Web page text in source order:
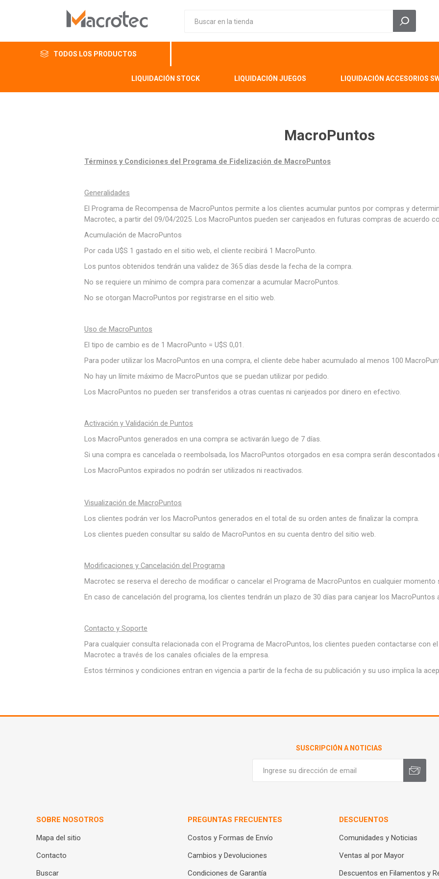
TODOS LOS PRODUCTOS
LIQUIDACIÓN STOCK LIQUIDACIÓN JUEGOS LIQUIDACIÓN ACCESORIOS
MacroPuntos
Términos y Condiciones del Programa de Fidelización de MacroPuntos
Generalidades
El Programa de Recompensa de MacroPuntos permite a los clientes acumular puntos por compras y
Macrotec, a partir del 09/04/2025. Los MacroPuntos pueden ser canjeados en futuras compras de acuerdo
Acumulación de MacroPuntos
Por cada U$S 1 gastado en el sitio web, el cliente recibirá 1 MacroPunto.
Los puntos obtenidos tendrán una validez de 365 días desde la fecha de la compra.
No se requiere un mínimo de compra para comenzar a acumular MacroPuntos.
No se otorgan MacroPuntos por registrarse en el sitio web.
Uso de MacroPuntos
El tipo de cambio es de 1 MacroPunto = U$S 0,01.
Para poder utilizar los MacroPuntos en una compra, el cliente debe haber acumulado al menos 100
No hay un límite máximo de MacroPuntos que se puedan utilizar por pedido.
Los MacroPuntos no pueden ser transferidos a otras cuentas ni canjeados por dinero en efectivo.
Activación y Validación de Puntos
Los MacroPuntos generados en una compra se activarán luego de 7 días.
Si una compra es cancelada o reembolsada, los MacroPuntos otorgados en esa compra serán descontados
Los MacroPuntos expirados no podrán ser utilizados ni reactivados.
Visualización de MacroPuntos
Los clientes podrán ver los MacroPuntos generados en el total de su orden antes de finalizar la compra.
Los clientes pueden consultar su saldo de MacroPuntos en su cuenta dentro del sitio web.
Modificaciones y Cancelación del Programa
Macrotec se reserva el derecho de modificar o cancelar el Programa de MacroPuntos en cualquier momento
En caso de cancelación del programa, los clientes tendrán un plazo de 30 días para canjear los MacroPuntos
Contacto y Soporte
Para cualquier consulta relacionada con el Programa de MacroPuntos, los clientes pueden contactarse con
Macrotec a través de los canales oficiales de la empresa.
Estos términos y condiciones entran en vigencia a partir de la fecha de su publicación y su uso implica la
SUSCRIPCIÓN A NOTICIAS
SOBRE NOSOTROS
Mapa del sitio
Contacto
Buscar
PREGUNTAS FRECUENTES
Costos y Formas de Envío
Cambios y Devoluciones
Condiciones de Garantía
DESCUENTOS
Comunidades y Noticias
Ventas al por Mayor
Descuentos en Filamentos y